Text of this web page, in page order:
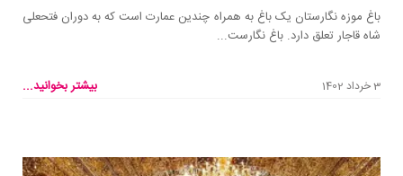
باغ موزه نگارستان یک باغ به همراه چندین عمارت است که به دوران فتحعلی
شاه قاجار تعلق دارد. باغ نگارست...
3 خرداد 1402 بیشتر بخوانید...